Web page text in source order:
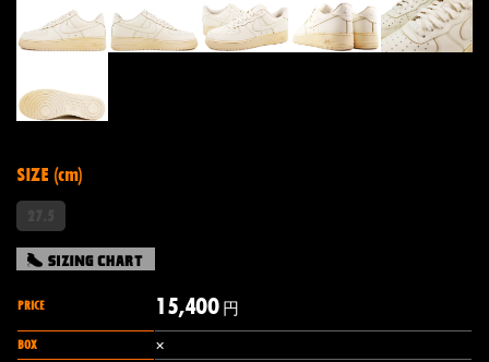
SIZE (cm)
PRICE 15,400円
BOX ✕